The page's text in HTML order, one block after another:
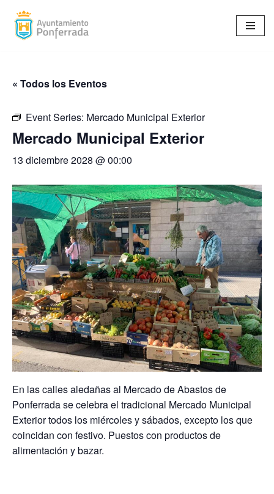
Saltar
« Todos los Eventos
Event Series: Mercado Municipal Exterior
Mercado Municipal Exterior
13 diciembre 2028 @ 00:00
En las calles aledañas al Mercado de Abastos de
Ponferrada se celebra el tradicional Mercado Municipal
Exterior todos los miércoles y sábados, excepto los que
coincidan con festivo. Puestos con productos de
alimentación y bazar.